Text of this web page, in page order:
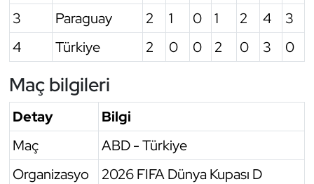
3
Paraguay 2 1 0 1 2 4
3
4
Türkiye 2 0 0 2 0 3 0
Maç bilgileri
Detay
Bilgi
Maç
ABD - Türkiye
Organizasyo
2026 FIFA Dünya Kupası D